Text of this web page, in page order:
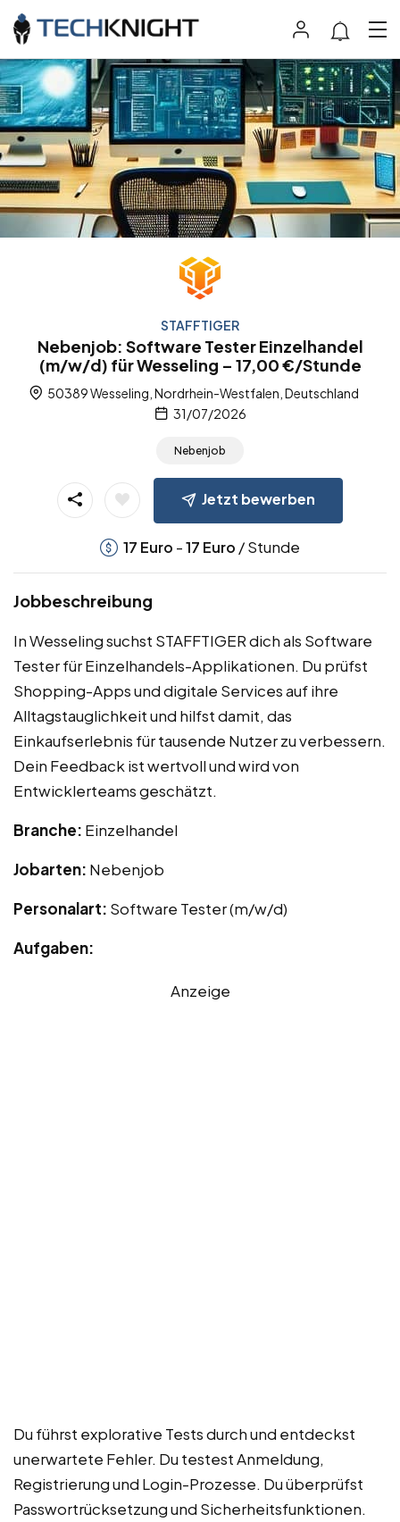
STAFFTIGER
Nebenjob: Software Tester Einzelhandel
(m/w/d) für Wesseling – 17,00 €/Stunde
50389 Wesseling, Nordrhein-Westfalen, Deutschland
31/07/2026
Nebenjob
Jetzt bewerben
17 Euro -17 Euro / Stunde
Jobbeschreibung
In Wesseling suchst STAFFTIGER dich als Software
Tester für Einzelhandels-Applikationen. Du prüfst
Shopping-Apps und digitale Services auf ihre
Alltagstauglichkeit und hilfst damit, das
Einkaufserlebnis für tausende Nutzer zu verbessern.
Dein Feedback ist wertvoll und wird von
Entwicklerteams geschätzt.
Branche: Einzelhandel
Jobarten: Nebenjob
Personalart: Software Tester (m/w/d)
Aufgaben:
Anzeige
Du führst explorative Tests durch und entdeckst
unerwartete Fehler. Du testest Anmeldung,
Registrierung und Login-Prozesse. Du überprüfst
Passwortrücksetzung und Sicherheitsfunktionen.